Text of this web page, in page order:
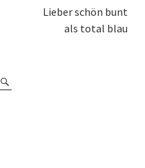
Lieber schön bunt
als total blau